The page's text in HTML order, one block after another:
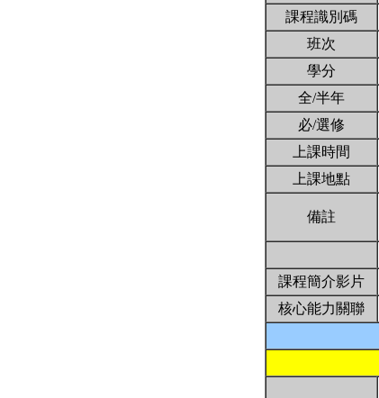
課程識別碼
班次
學分
全/半年
必/選修
上課時間
上課地點
備註
課程簡介影片
核心能力關聯